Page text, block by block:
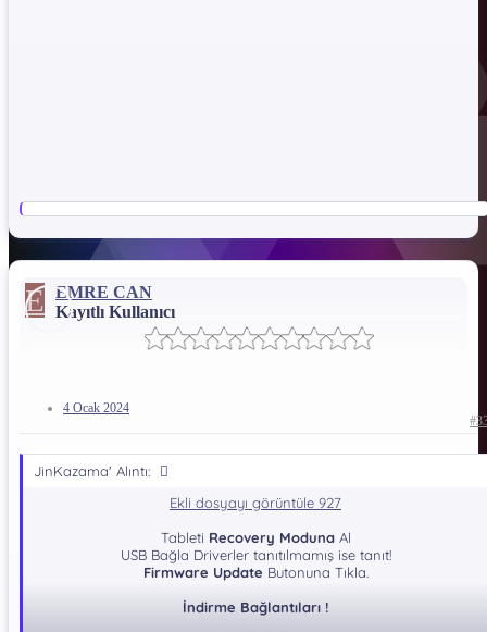
E
EMRE CAN
Kayıtlı Kullanıcı
4 Ocak 2024
JinKazama' Alıntı:
Ekli dosyayı görüntüle 927
Tableti Recovery ModunaAl
USB Bağla Driverler tanıtılmamış ise tanıt!
Firmware Update Butonuna Tıkla.
İndirme Bağlantıları !